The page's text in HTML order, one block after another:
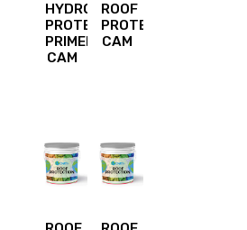
HYDRO
PROTECTION
PRIMER
CAM
ROOF
PROTECTION
CAM